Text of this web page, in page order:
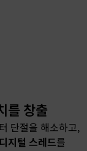
를 창출
단절을 해소하고,
지털 스레드를